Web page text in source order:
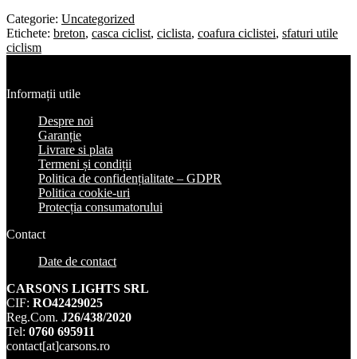
Categorie: Uncategorized
Etichete: breton, casca ciclist, ciclista, coafura ciclistei, sfaturi utile
ciclism
Informații utile
Despre noi
Garanție
Livrare si plata
Termeni și condiții
Politica de confidențialitate – GDPR
Politica cookie-uri
Protecția consumatorului
Contact
Date de contact
CARSONS LIGHTS SRL
CIF: RO42429025
Reg.Com. J26/438/2020
Tel: 0760 695911
contact[at]carsons.ro